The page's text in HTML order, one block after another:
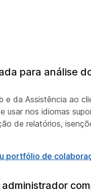
para análise
e da Assistência ao
usar nos idiomas
de relatórios,
portfólio de